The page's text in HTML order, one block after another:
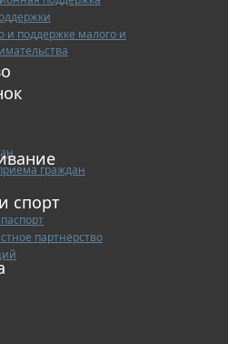
и поддержке малого и
граждан
партнерство
спорт